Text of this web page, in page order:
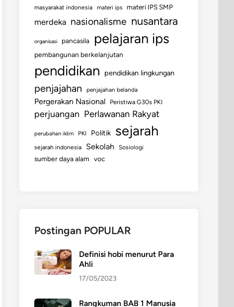
masyarakat indonesia materi ips materi IPS SMP
merdeka nasionalisme nusantara
organisasi pancasila pelajaran ips
pembangunan berkelanjutan
pendidikan pendidikan lingkungan
penjajahan penjajahan belanda
Pergerakan Nasional Peristiwa G30s PKI
perjuangan Perlawanan Rakyat
perubahan iklim PKI Politik sejarah
sejarah indonesia Sekolah Sosiologi
sumber daya alam voc
Postingan POPULAR
Definisi hobi menurut Para
Ahli
17/05/2023
Rangkuman BAB 1 Manusia